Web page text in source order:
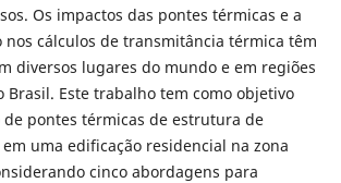
Os impactos das pontes térmicas e a
nos cálculos de transmitância térmica têm
diversos lugares do mundo e em regiões
Brasil. Este trabalho tem como objetivo
pontes térmicas de estrutura de
uma edificação residencial na zona
cinco abordagens para